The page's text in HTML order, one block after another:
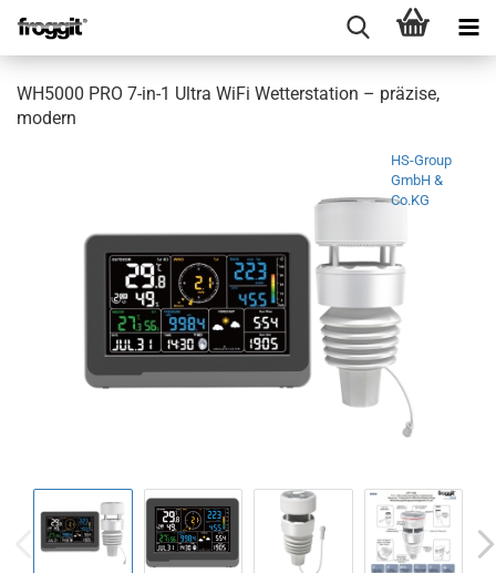
WH5000 PRO 7-in-1 Ultra WiFi Wetterstation – präzise,
modern
HS-Group
GmbH &
Co.KG